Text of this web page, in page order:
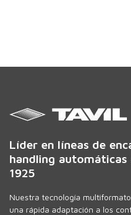
Líder en líneas de
handling
1925
Nuestra tecnología
una rápida adaptación a los